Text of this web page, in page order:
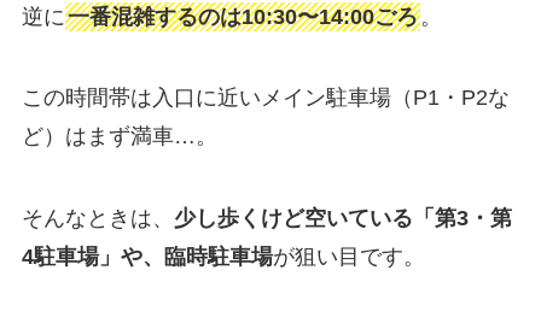
逆に一番混雑するのは10:30〜14:00ごろ。
この時間帯は入口に近いメイン駐車場（P1・P2な
ど）はまず満車…。
そんなときは、 少し歩くけど空いている「第3・第
4駐車場」や、臨時駐車場が狙い目です。